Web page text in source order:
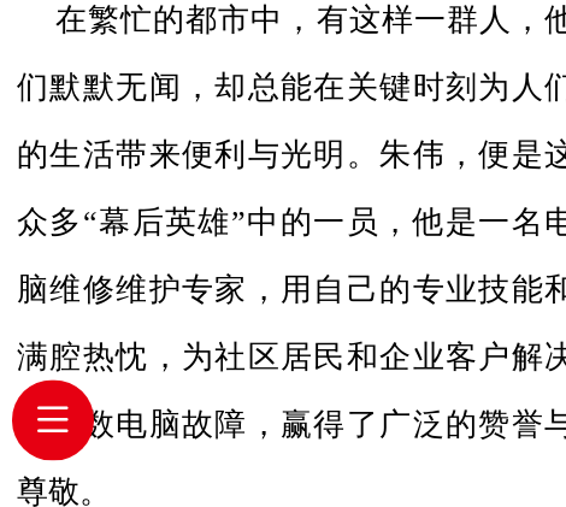
在繁忙的都市中，有这样一群人，
们默默无闻，却总能在关键时刻为人
的生活带来便利与光明。朱伟，便是
众多“幕后英雄”中的一员，他是一名
脑维修维护专家，用自己的专业技能
满腔热忱，为社区居民和企业客户解
了无数电脑故障，赢得了广泛的赞誉
尊敬。